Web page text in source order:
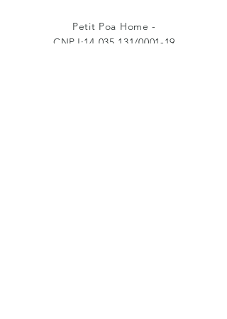
Petit Poa Home -
CNPJ:14.035.131/0001-19